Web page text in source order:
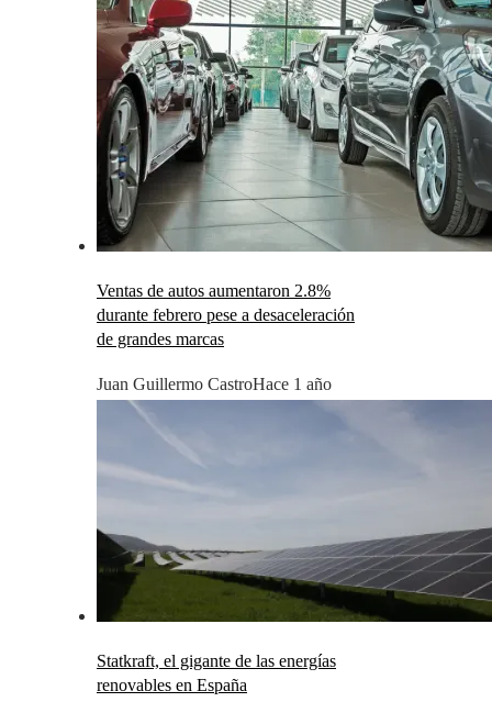
Ventas de autos aumentaron 2.8%
durante febrero pese a desaceleración
de grandes marcas
Juan Guillermo CastroHace 1 año
Statkraft, el gigante de las energías
renovables en España